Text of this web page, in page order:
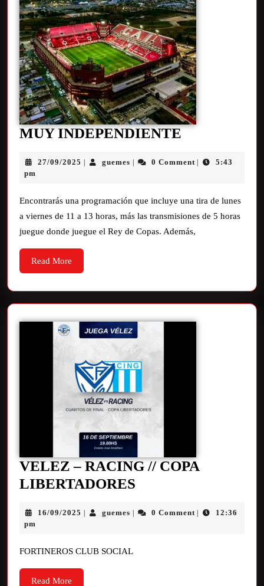
MUY INDEPENDIENTE
27/09/2025 | guemes | 0 Comment |
5:43
pm
Encontrarás una programación que incluye una tira de lunes
a viernes de 11 a 13 horas, más las transmisiones de 5 horas
juegue donde juegue el Rey de Copas. Además,
Read More
VELEZ – RACING // COPA
LIBERTADORES
16/09/2025 | guemes | 0 Comment |
12:36
pm
FORTINEROS CLUB SOCIAL
Read More